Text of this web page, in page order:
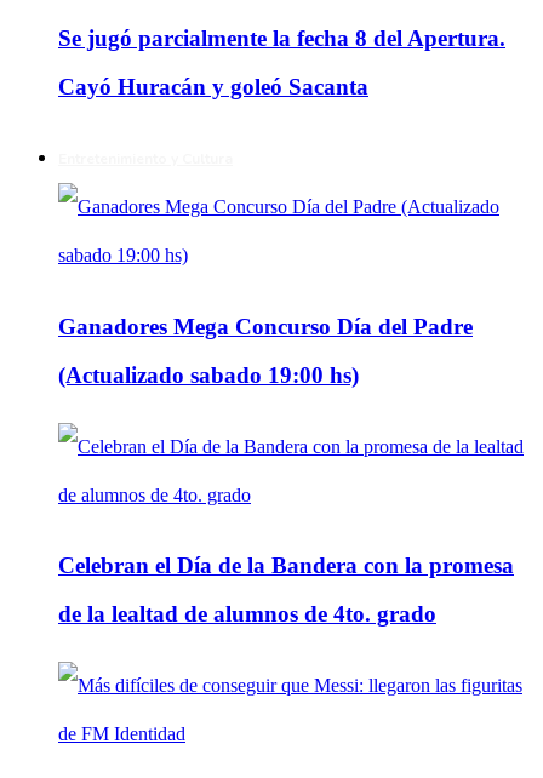
Se jugó parcialmente la fecha 8 del Apertura.
Cayó Huracán y goleó Sacanta
Ganadores Mega Concurso Día del Padre
(Actualizado sabado 19:00 hs)
Celebran el Día de la Bandera con la promesa
de la lealtad de alumnos de 4to. grado